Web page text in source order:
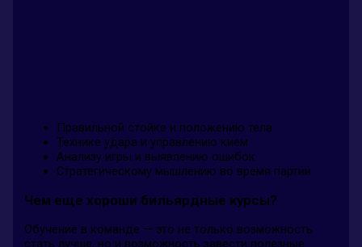
Правильной стойке и положению тела
Технике удара и управлению кием
Анализу игры и выявлению ошибок
Стратегическому мышлению во время партии
Чем еще хороши бильярдные курсы?
Обучение в команде — это не только возможность
стать лучше, но и возможность завести полезные